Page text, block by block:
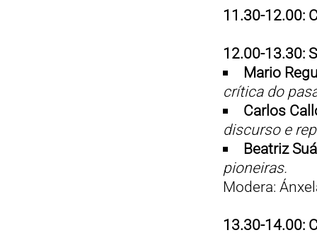
11.30-12.00:
12.00-13.30:
Mario
crítica do
Carlos
discurso e
Beatriz
pioneiras.
Modera:
13.30-14.00: